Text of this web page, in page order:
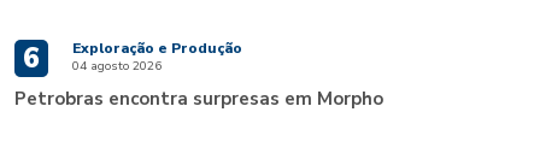
6 Exploração e Produção
04 agosto 2026
Petrobras encontra surpresas em Morpho